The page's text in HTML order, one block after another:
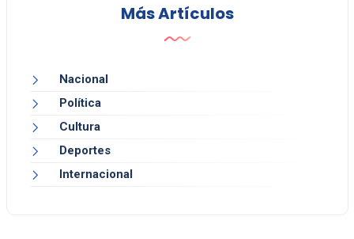
Más Artículos
Nacional
Política
Cultura
Deportes
Internacional